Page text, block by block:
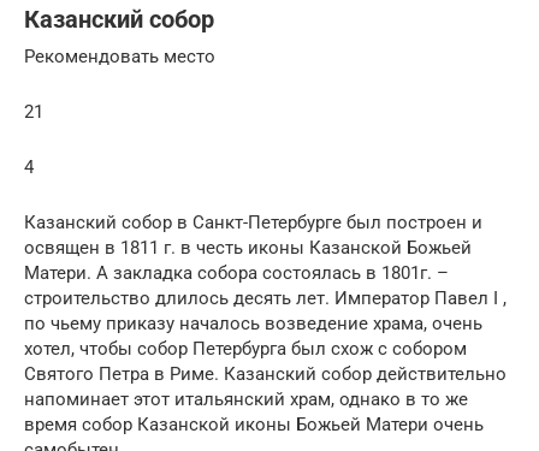
Казанский собор
Рекомендовать место
21
4
Казанский собор в Санкт-Петербурге был построен и
освящен в 1811 г. в честь иконы Казанской Божьей
Матери. А закладка собора состоялась в 1801г. –
строительство длилось десять лет. Император Павел I ,
по чьему приказу началось возведение храма, очень
хотел, чтобы собор Петербурга был схож с собором
Святого Петра в Риме. Казанский собор действительно
напоминает этот итальянский храм, однако в то же
время собор Казанской иконы Божьей Матери очень